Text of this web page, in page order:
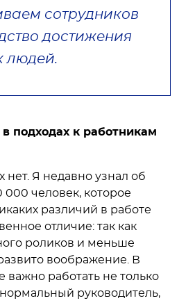
сотрудников
достижения
людей.
подходах к работникам
нет. Я недавно узнал об
000 человек, которое
различий в работе
отличие: так как
роликов и меньше
воображение. В
важно работать не только
руководитель,